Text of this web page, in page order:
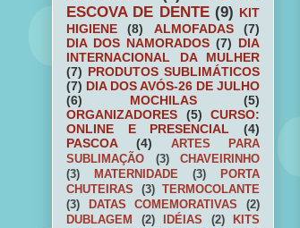
ESCOVA DE DENTE (9) KIT
HIGIENE
(8) ALMOFADAS
(7)
DIA DOS NAMORADOS (7) DIA
INTERNACIONAL DA MULHER
(7) PRODUTOS SUBLIMÁTICOS
(7) DIA DOS AVÓS-26 DE JULHO
(6)
MOCHILAS
(5)
ORGANIZADORES
(5)
CURSO:
ONLINE E PRESENCIAL
(4)
PASCOA
(4)
ARTES PARA
SUBLIMAÇÃO
(3)
CHAVEIRINHO
(3)
MATERNIDADE (3)
PORTA
CHUTEIRAS
(3)
TERMOCOLANTE
(3)
DATAS COMEMORATIVAS
(2)
DUBLAGEM
(2) IDÉIAS (2)
KITS